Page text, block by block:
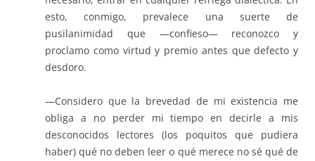
esto, conmigo, prevalece una suerte de
pusilanimidad que —confieso— reconozco y
proclamo como virtud y premio antes que defecto y
desdoro.
—Considero que la brevedad de mi existencia me
obliga a no perder mi tiempo en decirle a mis
desconocidos lectores (los poquitos que pudiera
haber) qué no deben leer o qué merece no sé qué de